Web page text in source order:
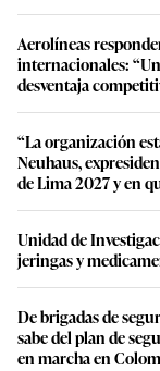
Aerolíneas
internacionales:
desventaja
“La organización
Neuhaus,
de Lima 2027 y en
Unidad de
jeringas y
De brigadas de
sabe del plan de
en marcha en